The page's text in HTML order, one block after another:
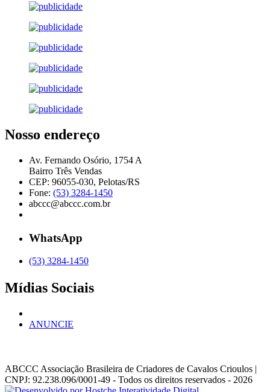
Nosso endereço
Av. Fernando Osório, 1754 A
Bairro Três Vendas
CEP: 96055-030, Pelotas/RS
Fone: (53) 3284-1450
abccc@abccc.com.br
WhatsApp
(53) 3284-1450
Mídias Sociais
ANUNCIE
ABCCC Associação Brasileira de Criadores de Cavalos Crioulos |
CNPJ: 92.238.096/0001-49 - Todos os direitos reservados - 2026